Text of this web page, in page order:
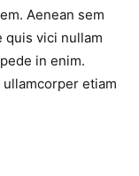
Aenean sem
quis vici nullam
in enim.
etiam